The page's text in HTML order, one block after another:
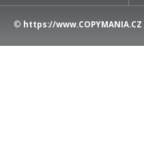
© https://www.COPYMANIA.CZ